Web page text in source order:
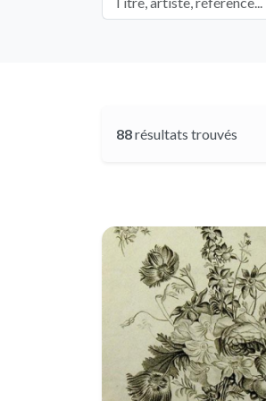
88résultats trouvés